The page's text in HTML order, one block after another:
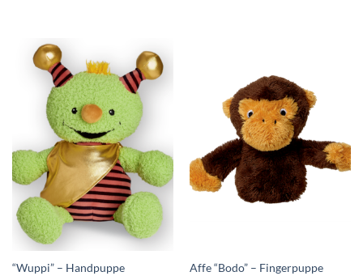
“Wuppi” – Handpuppe Affe “Bodo” – Fingerpuppe